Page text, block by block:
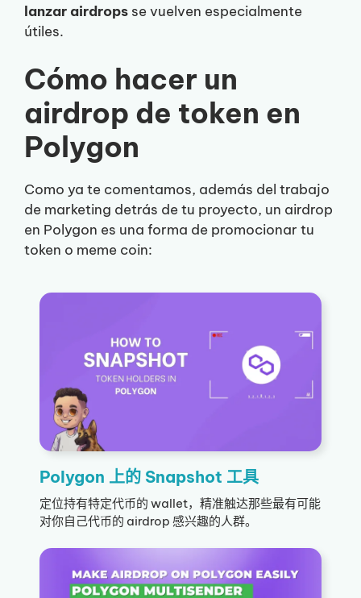
lanzar airdrops se vuelven especialmente
útiles.
Cómo hacer un
airdrop de token en
Polygon
Como ya te comentamos, además del trabajo
de marketing detrás de tu proyecto, un airdrop
en Polygon es una forma de promocionar tu
token o meme coin:
Polygon 上的 Snapshot 工具
定位持有特定代币的 wallet，精准触达那些最有可能
对你自己代币的 airdrop 感兴趣的人群。